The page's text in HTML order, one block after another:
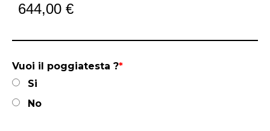
644,00 €
Vuoi il poggiatesta ?*
Si
No